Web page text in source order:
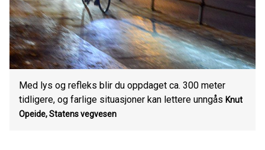
Med lys og refleks blir du oppdaget ca. 300 meter
tidligere, og farlige situasjoner kan lettere unngås Knut
Opeide,Statens vegvesen